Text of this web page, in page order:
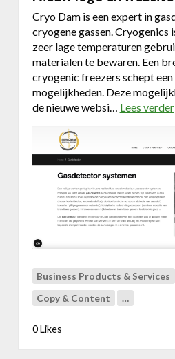
Cryo Dam is een expert in
cryogene gassen. Cryogenics
zeer lage temperaturen
materialen te bewaren. Een
cryogenic freezers schept een
mogelijkheden. Deze
de nieuwe websi… Lees verdero
Business Products & Services
Copy & Content …
0 Likes